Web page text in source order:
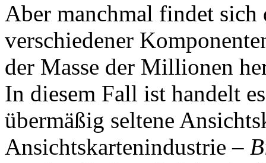
Aber manchmal findet sich
verschiedener
der Masse der Millionen
In diesem Fall ist handelt
übermäßig seltene
Ansichtskartenindustrie –